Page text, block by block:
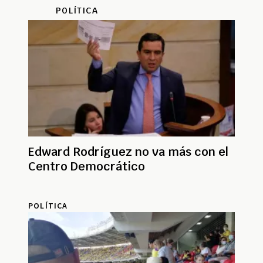
POLÍTICA
Edward Rodríguez no va más con el
Centro Democrático
POLÍTICA